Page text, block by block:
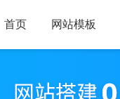
首页 网站模板